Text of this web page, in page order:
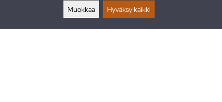
Muokkaa Hyväksy kaikki